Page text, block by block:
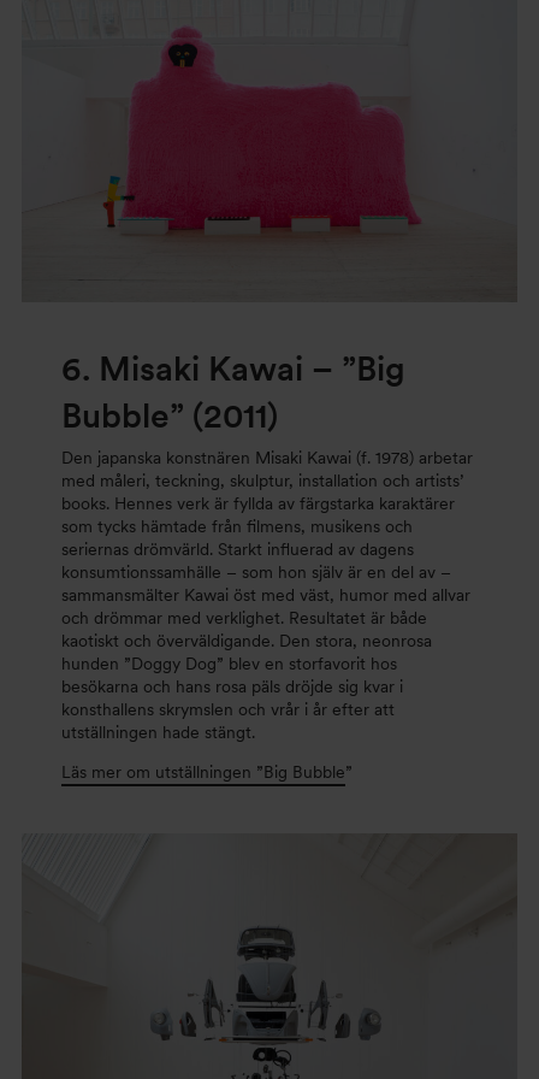
6. Misaki Kawai – ”Big
Bubble” (2011)
Den japanska konstnären Misaki Kawai (f. 1978) arbetar
med måleri, teckning, skulptur, installation och artists’
books. Hennes verk är fyllda av färgstarka karaktärer
som tycks hämtade från filmens, musikens och
seriernas drömvärld. Starkt influerad av dagens
konsumtionssamhälle – som hon själv är en del av –
sammansmälter Kawai öst med väst, humor med allvar
och drömmar med verklighet. Resultatet är både
kaotiskt och överväldigande. Den stora, neonrosa
hunden ”Doggy Dog” blev en storfavorit hos
besökarna och hans rosa päls dröjde sig kvar i
konsthallens skrymslen och vrår i år efter att
utställningen hade stängt.
Läs mer om utställningen ”Big Bubble”